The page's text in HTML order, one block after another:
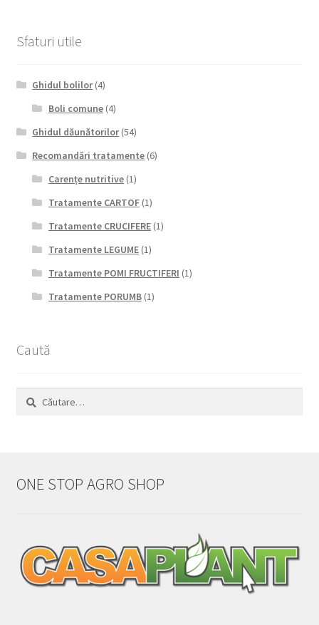
Sfaturi utile
Ghidul bolilor(4)
Boli comune(4)
Ghidul dăunătorilor(54)
Recomandări tratamente (6)
Carențe nutritive(1)
Tratamente CARTOF(1)
Tratamente CRUCIFERE(1)
Tratamente LEGUME(1)
Tratamente POMI FRUCTIFERI (1)
Tratamente PORUMB(1)
Caută
Caută
ONE STOP AGRO SHOP